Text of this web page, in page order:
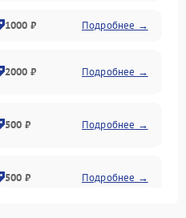
1000 ₽ Подробнее →
2000 ₽ Подробнее →
500 ₽ Подробнее →
500 ₽ Подробнее →